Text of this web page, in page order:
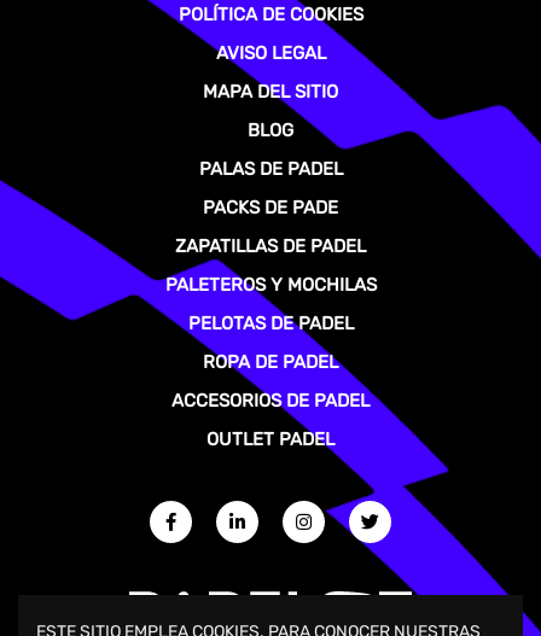
ESTE SITIO EMPLEA COOKIES. PARA CONOCER NUESTRAS
POLÍTICA DE COOKIES
AVISO LEGAL
MAPA DEL SITIO
BLOG
PALAS DE PADEL
PACKS DE PADE
ZAPATILLAS DE PADEL
PALETEROS Y MOCHILAS
PELOTAS DE PADEL
ROPA DE PADEL
ACCESORIOS DE PADEL
OUTLET PADEL